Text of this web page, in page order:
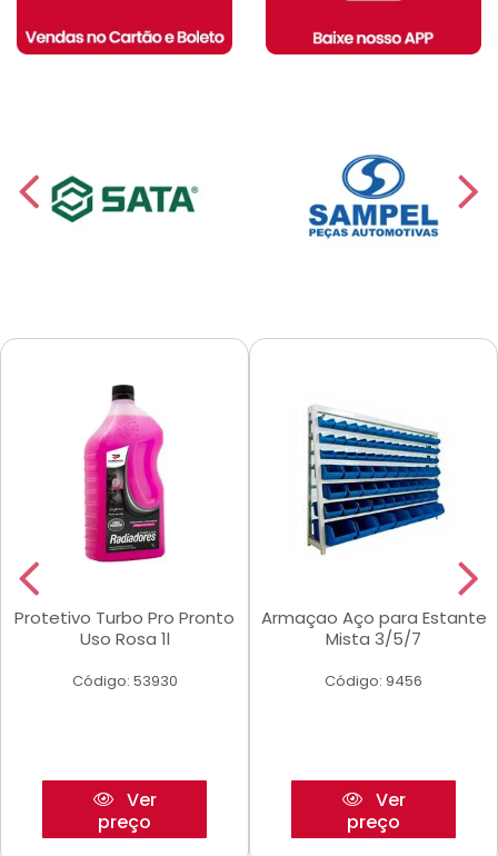
Protetivo Turbo Pro Pronto
Uso Rosa 1l
Código: 53930
Ver
preço
Armaçao Aço para Estante
Mista 3/5/7
Código: 9456
Ver
preço